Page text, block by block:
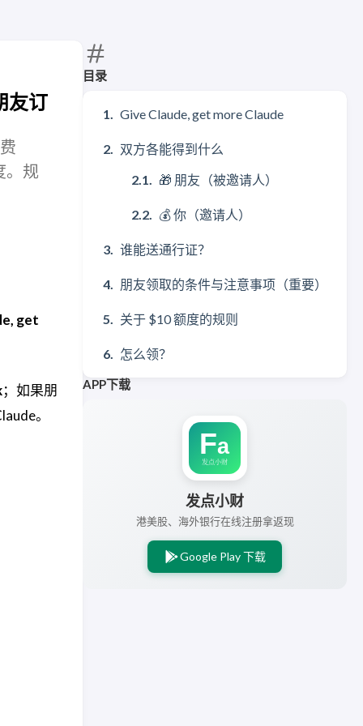
目录
Give Claude, get more Claude
双方各能得到什么
🎁 朋友（被邀请人）
💰 你（邀请人）
谁能送通行证？
朋友领取的条件与注意事项（重要）
关于 $10 额度的规则
怎么领？
APP下载
发点小财
港美股、海外银行在线注册拿返现
Google Play 下载
友订
。规
get
；如果朋
。